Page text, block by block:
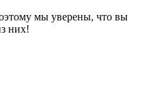
мы уверены, что вы
них!